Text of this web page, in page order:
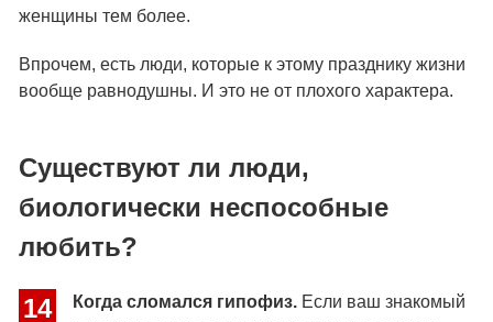
женщины тем более.
Впрочем, есть люди, которые к этому празднику жизни
вообще равнодушны. И это не от плохого характера.
Существуют ли люди,
биологически неспособные
любить?
14 Когда сломался гипофиз. Если ваш знакомый